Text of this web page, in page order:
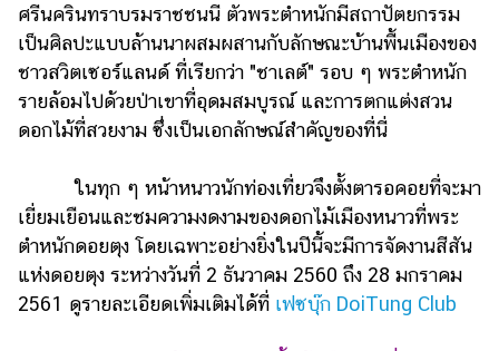
ศรีนครินทราบรมราชชนนี ตัวพระตำหนักมีสถาปัตยกรรม
เป็นศิลปะแบบล้านนาผสมผสานกับลักษณะบ้านพื้นเมืองของ
ชาวสวิตเซอร์แลนด์ ที่เรียกว่า "ชาเลต์" รอบ ๆ พระตำหนัก
รายล้อมไปด้วยป่าเขาที่อุดมสมบูรณ์ และการตกแต่งสวน
ดอกไม้ที่สวยงาม ซึ่งเป็นเอกลักษณ์สำคัญของที่นี่
ในทุก ๆ หน้าหนาวนักท่องเที่ยวจึงตั้งตารอคอยที่จะมา
เยี่ยมเยือนและชมความงดงามของดอกไม้เมืองหนาวที่พระ
ตำหนักดอยตุง โดยเฉพาะอย่างยิ่งในปีนี้จะมีการจัดงานสีสัน
แห่งดอยตุง ระหว่างวันที่ 2 ธันวาคม 2560 ถึง 28 มกราคม
2561 ดูรายละเอียดเพิ่มเติมได้ที่ เฟซบุ๊ก DoiTung Club